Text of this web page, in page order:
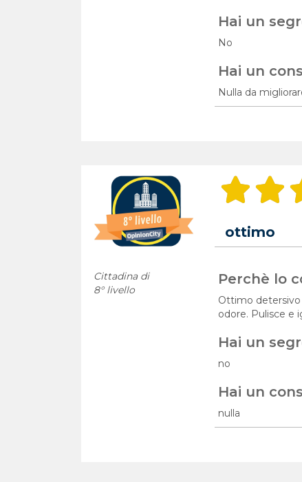
Hai un
No
Hai un
Nulla da
Cittadina di
8° livello
ottimo
Perchè lo
Ottimo detersivo
odore. Pulisce e
Hai un
no
Hai un
nulla